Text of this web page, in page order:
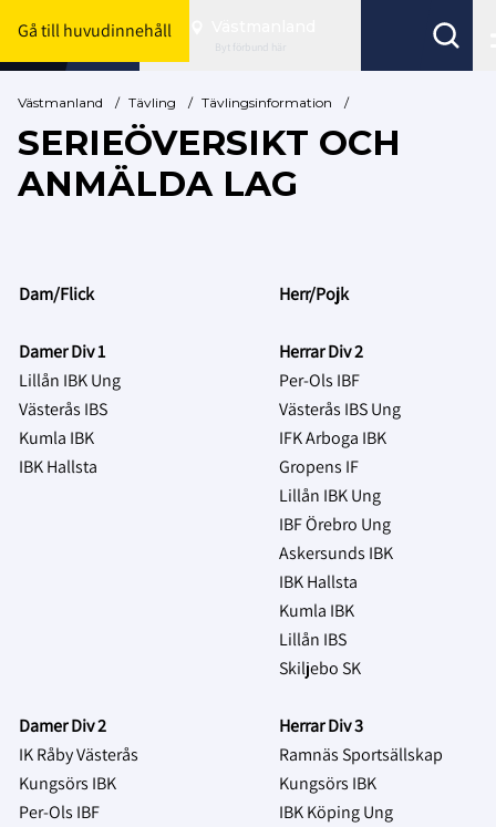
Gå till huvudinnehåll
Byt förbund här
Västmanland / Tävling / Tävlingsinformation /
SERIEÖVERSIKT OCH
ANMÄLDA LAG
Dam/Flick Herr/Pojk
Damer Div 1
Herrar Div 2
Lillån IBK Ung
Per-Ols IBF
Västerås IBS
Västerås IBS Ung
Kumla IBK
IFK Arboga IBK
IBK Hallsta
Gropens IF
Lillån IBK Ung
IBF Örebro Ung
Askersunds IBK
IBK Hallsta
Kumla IBK
Lillån IBS
Skiljebo SK
Damer Div 2
Herrar Div 3
IK Råby Västerås
Ramnäs Sportsällskap
Kungsörs IBK
Kungsörs IBK
Per-Ols IBF
IBK Köping Ung